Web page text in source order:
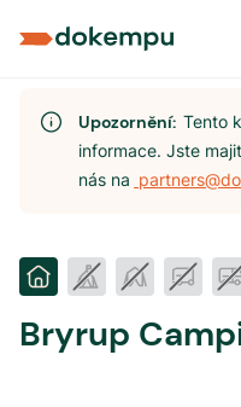
Upozornění:Tento
informace. Jste
nás na
Bryrup